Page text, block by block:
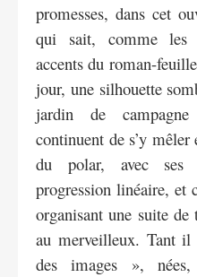
promesses, dans cet
qui sait, comme les
accents du roman-
jour, une silhouette
jardin de
continuent de s’y
du polar, avec ses
progression linéaire,
organisant une suite
au merveilleux. Tant
des images »,